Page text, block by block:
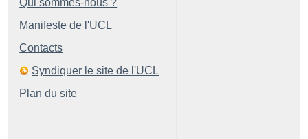
Manifeste de l'UCL
Contacts
Syndiquer le site de l'UCL
Plan du site